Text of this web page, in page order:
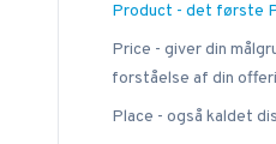
Product - det første
Price - giver din
forståelse af din
Place - også kaldet